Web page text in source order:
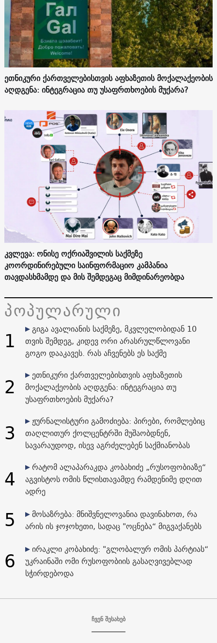
ეთნიკური ქართველებისთვის აფხაზეთის მოქალაქეობის
აღდგენა: ინტეგრაცია თუ უსაფრთხოების მუქარა?
კვლევა: ონისე ოქრიაშვილის საქმეზე
კოორდინირებული საინფორმაციო კამპანია
თავდასხმამდე და მის შემდეგაც მიმდინარეობდა
პოპულარული
1
გიგა ავალიანის საქმეზე, მკვლელობიდან 10
თვის შემდეგ, კიდევ ორი არასრულწლოვანი
გოგო დააკავეს. რას აჩვენებს ეს საქმე
2
ეთნიკური ქართველებისთვის აფხაზეთის
მოქალაქეობის აღდგენა: ინტეგრაცია თუ
უსაფრთხოების მუქარა?
3
ჟურნალისტური გამოძიება: პირები, რომლებიც
თაღლითურ ქოლცენტრში მუშაობდნენ,
სავარაუდოდ, ისევ აგრძელებენ საქმიანობას
4
რატომ ალაპარაკდა კობახიძე „რუსოფობიაზე“
აგვისტოს ომის წლისთავამდე რამდენიმე დღით
ადრე
5
მოსაზრება: მნიშვნელოვანია დავინახოთ, რა
არის ის ჯოჯოხეთი, სადაც "ოცნება“ მიგვაქანებს
6
ირაკლი კობახიძე: "გლობალურ ომის პარტიას“
უკრაინაში ომი რუსოფობიის გასაღვივებლად
სჭირდებოდა
ჩვენ შესახებ